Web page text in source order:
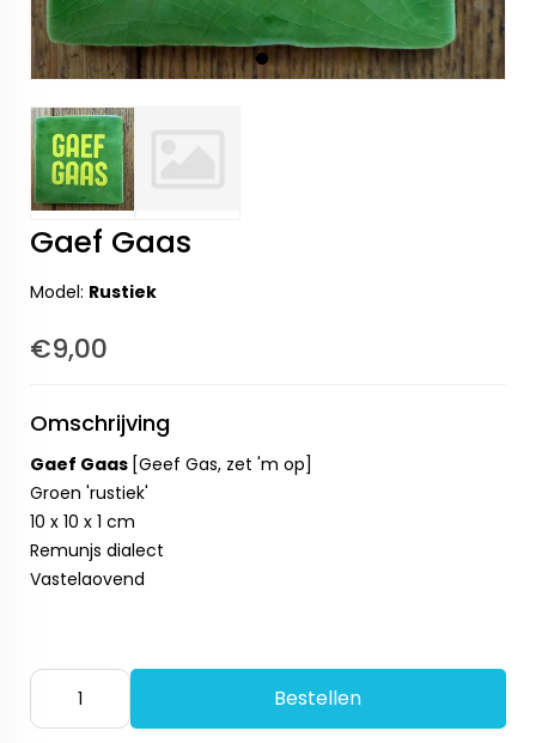
Gaef Gaas
Model: Rustiek
€9,00
Omschrijving
Gaef Gaas [Geef Gas, zet 'm op]
Groen 'rustiek'
10 x 10 x 1 cm
Remunjs dialect
Vastelaovend
Bestellen